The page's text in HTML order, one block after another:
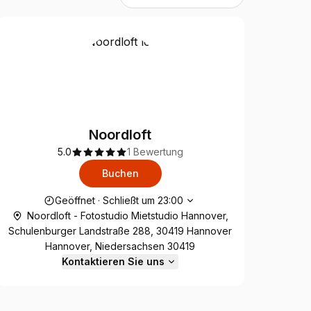
Noordloft
5.0
1 Bewertung
Buchen
Die Öffnungszeiten
Geöffnet· Schließt um 23:00
Noordloft - Fotostudio Mietstudio Hannover,
Schulenburger Landstraße 288, 30419 Hannover
Hannover, Niedersachsen 30419
Kontaktieren Sie uns